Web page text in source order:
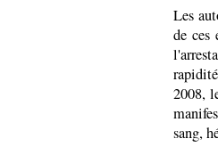
Les
de ces
2008,
sang,